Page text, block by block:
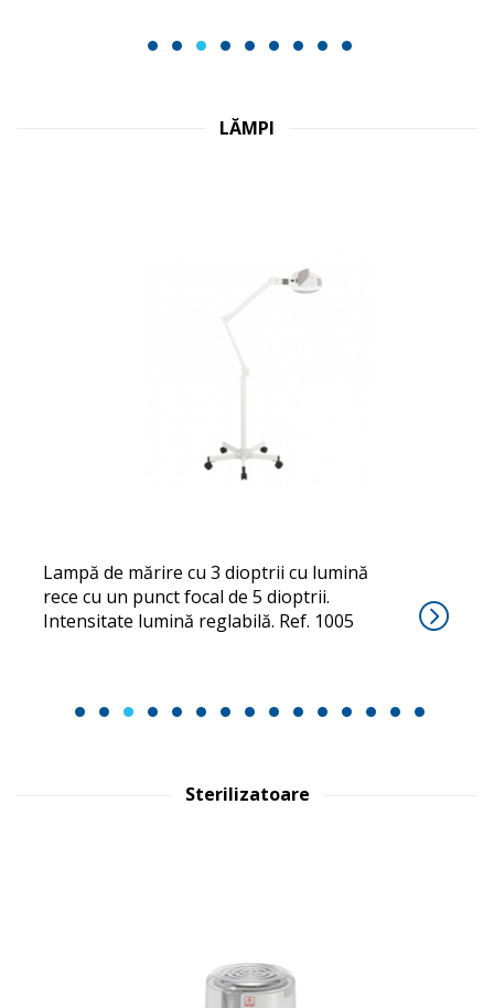
1 2 3 4 5 6 7 8 9
LĂMPI
Lampă de mărire cu 3 dioptrii cu lumină
rece cu un punct focal de 5 dioptrii.
Intensitate lumină reglabilă. Ref. 1005
1 2 3 4 5 6 7 8 9 10 11 12 13 14 15
Sterilizatoare